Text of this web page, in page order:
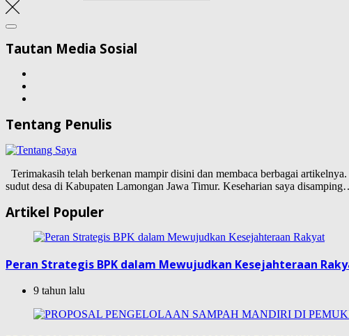
Tautan Media Sosial
Tentang Penulis
Terimakasih telah berkenan mampir disini dan membaca berbagai
sudut desa di Kabupaten Lamongan Jawa Timur. Keseharian saya
Artikel Populer
Peran Strategis BPK dalam Mewujudkan Kesejahteraan
9 tahun lalu